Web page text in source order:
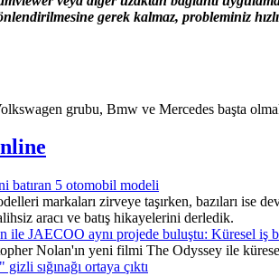
gerek kalmaz, probleminiz
grubu, Bmw ve Mercedes başta
batıran 5 otomobil modeli
markaları zirveye taşırken, bazıları ise
aracı ve batış hikayelerini derledik.
ile JAECOO aynı projede buluştu: Küresel iş
Nolan'ın yeni filmi The Odyssey ile
sığınağı ortaya çıktı